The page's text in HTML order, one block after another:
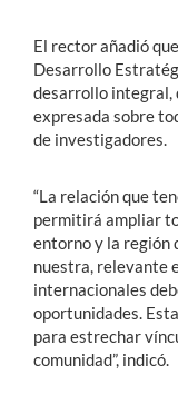
El rector añadió
Desarrollo
desarrollo integral,
expresada sobre
de investigadores.
“La relación que
permitirá ampliar
entorno y la región
nuestra, relevante
internacionales
oportunidades.
para estrechar
comunidad”, indicó.